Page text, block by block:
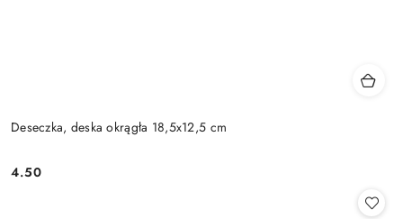
Deseczka, deska okrągła 18,5x12,5 cm
Cena:
4.50